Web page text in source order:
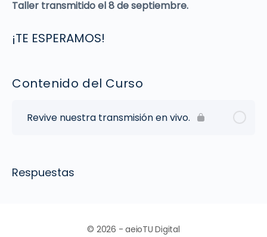
Taller transmitido el 8 de septiembre.
¡TE ESPERAMOS!
Contenido del Curso
Revive nuestra transmisión en vivo.
Respuestas
© 2026 - aeioTU Digital